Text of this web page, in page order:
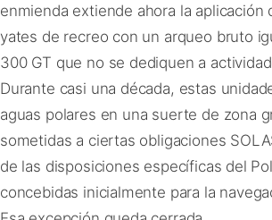
enmienda extiende ahora la aplicación
yates de recreo con un arqueo bruto
300 GT que no se dediquen a
Durante casi una década, estas
aguas polares en una suerte de zona
sometidas a ciertas obligaciones
de las disposiciones específicas del
concebidas inicialmente para la